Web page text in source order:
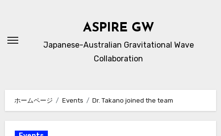
ASPIRE GW
Japanese-Australian Gravitational Wave
Collaboration
ホームページ Events Dr. Takano joined the team